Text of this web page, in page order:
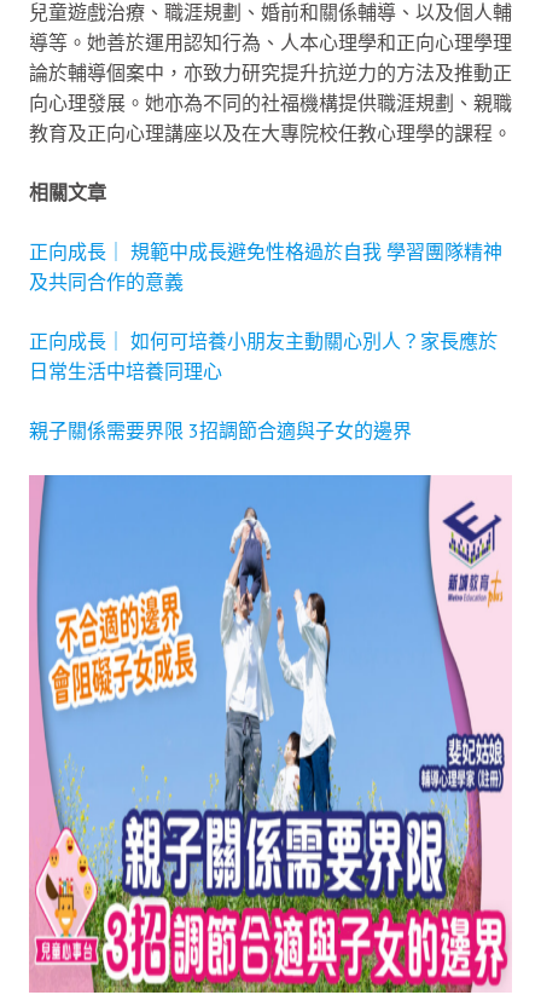
兒童遊戲治療、職涯規劃、婚前和關係輔導、以及個人輔
導等。她善於運用認知行為、人本心理學和正向心理學理
論於輔導個案中，亦致力研究提升抗逆力的方法及推動正
向心理發展。她亦為不同的社福機構提供職涯規劃、親職
教育及正向心理講座以及在大專院校任教心理學的課程。
相關文章
正向成長｜ 規範中成長避免性格過於自我 學習團隊精神
及共同合作的意義
正向成長｜ 如何可培養小朋友主動關心別人？家長應於
日常生活中培養同理心
親子關係需要界限 3招調節合適與子女的邊界